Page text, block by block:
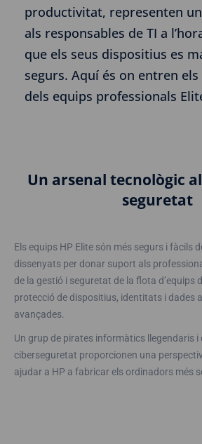
productivitat, representen
als responsables de TI a
que els seus dispositius es
segurs. Aquí és on entren
dels equips professionals
Un arsenal tecnològic
seguretat
Els equips HP Elite són més segurs i fàcils
dissenyats per donar suport als
de la gestió i seguretat de la flota d’equips
protecció de dispositius, identitats i dades
avançades.
Un grup de pirates informàtics llegendaris i
ciberseguretat proporcionen una
ajudar a HP a fabricar els ordinadors més